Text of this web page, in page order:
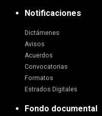
Notificaciones
Dictámenes
Avisos
Acuerdos
Convocatorias
Formatos
Estrados Digitales
Fondo documental